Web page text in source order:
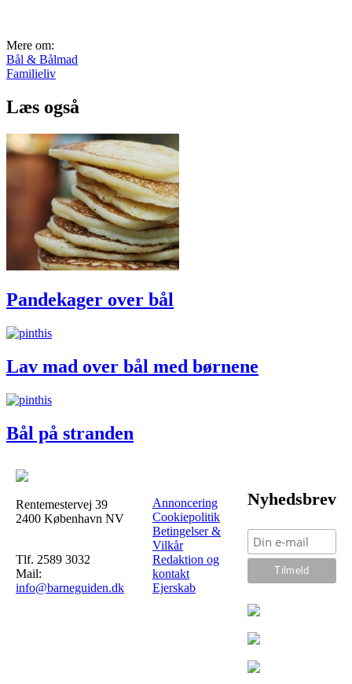
Mere om:
Bål & Bålmad
Familieliv
Læs også
Pandekager over bål
Lav mad over bål med børnene
Bål på stranden
Rentemestervej 39
2400 København NV
Tlf. 2589 3032
Mail:
info@barneguiden.dk
Annoncering
Cookiepolitik
Betingelser &
Vilkår
Redaktion og
kontakt
Ejerskab
Nyhedsbrev